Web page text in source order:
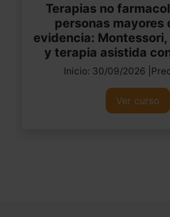
Terapias no
personas mayores
evidencia:
y terapia asistida
Inicio: 30/09/2026
Ver curso